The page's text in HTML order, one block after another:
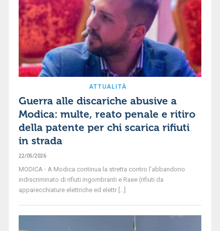
ATTUALITÀ
Guerra alle discariche abusive a
Modica: multe, reato penale e ritiro
della patente per chi scarica rifiuti
in strada
22/05/2026
MODICA - A Modica continua la stretta contro l’abbandono
indiscriminato di rifiuti ingombranti e Raee (rifiuti da
apparecchiature elettriche ed elettr [...]